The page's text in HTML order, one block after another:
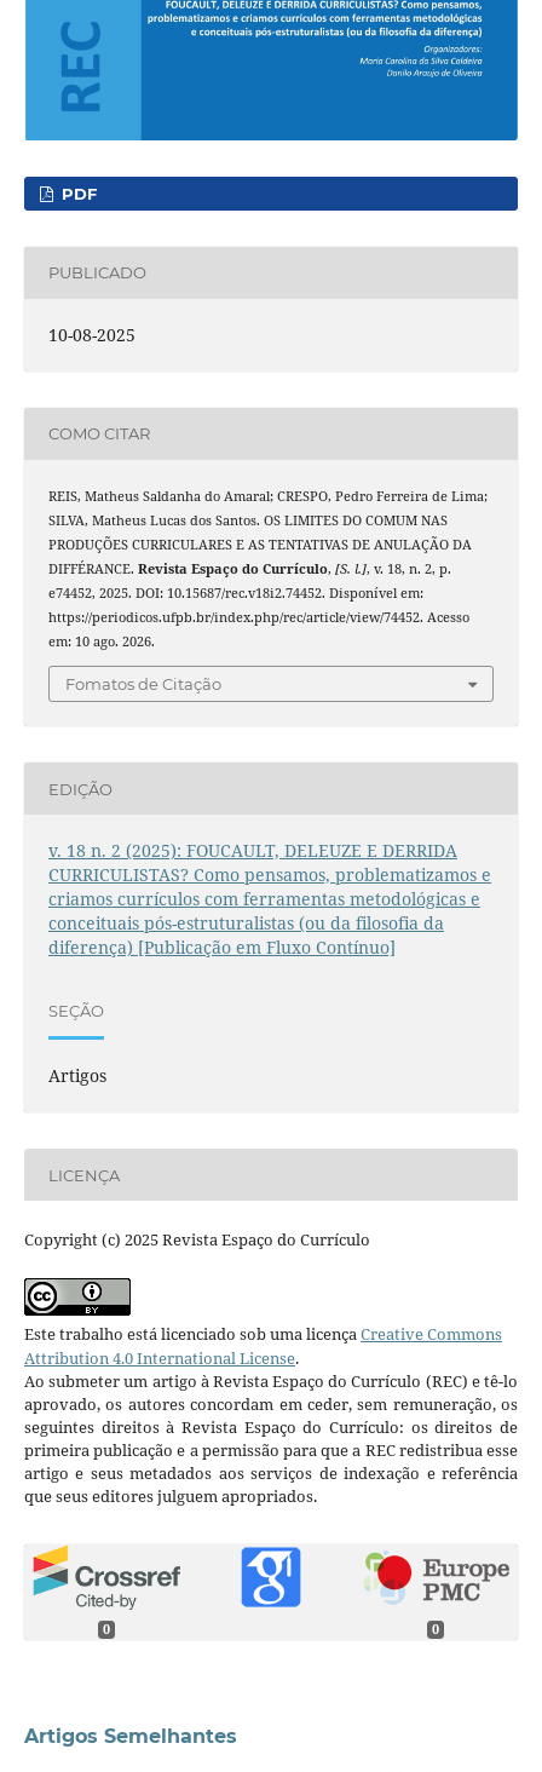
PDF
PUBLICADO
10-08-2025
COMO CITAR
REIS, Matheus Saldanha do Amaral; CRESPO, Pedro Ferreira de Lima;
SILVA, Matheus Lucas dos Santos. OS LIMITES DO COMUM NAS
PRODUÇÕES CURRICULARES E AS TENTATIVAS DE ANULAÇÃO DA
DIFFÉRANCE. Revista Espaço do Currículo, [S. l.], v. 18, n. 2, p.
e74452, 2025. DOI: 10.15687/rec.v18i2.74452. Disponível em:
https://periodicos.ufpb.br/index.php/rec/article/view/74452. Acesso
em: 10 ago. 2026.
Fomatos de Citação
EDIÇÃO
v. 18 n. 2 (2025): FOUCAULT, DELEUZE E DERRIDA
CURRICULISTAS? Como pensamos, problematizamos e
criamos currículos com ferramentas metodológicas e
conceituais pós-estruturalistas (ou da filosofia da
diferença) [Publicação em Fluxo Contínuo]
SEÇÃO
Artigos
LICENÇA
Copyright (c) 2025 Revista Espaço do Currículo
Este trabalho está licenciado sob uma licençaCreative Commons
Attribution 4.0 International License.
Ao submeter um artigo à Revista Espaço do Currículo (REC) e tê-lo
aprovado, os autores concordam em ceder, sem remuneração, os
seguintes direitos à Revista Espaço do Currículo: os direitos de
primeira publicação e a permissão para que a REC redistribua esse
artigo e seus metadados aos serviços de indexação e referência
que seus editores julguem apropriados.
0 0
Artigos Semelhantes